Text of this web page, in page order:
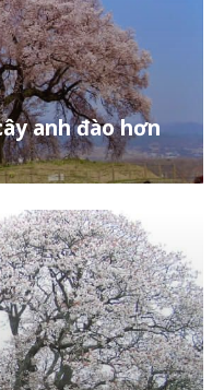
anh đào hơn